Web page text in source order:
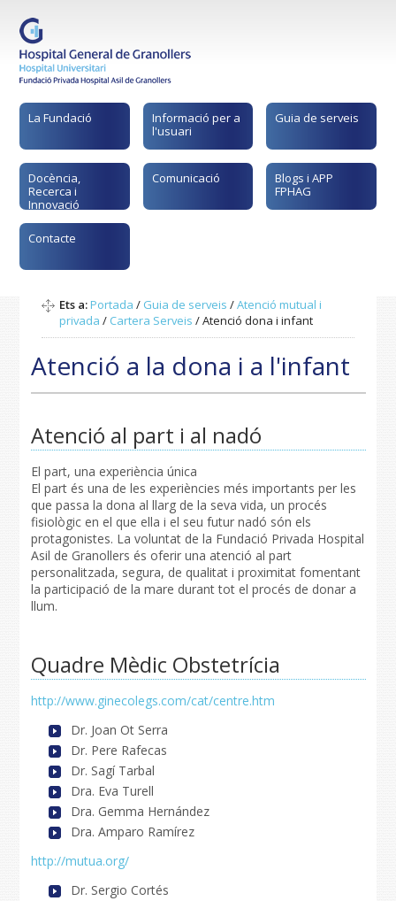
La Fundació
Informació per a
l'usuari
Guia de serveis
Docència,
Recerca i
Innovació
Comunicació
Blogs i APP
FPHAG
Contacte
Ets a:Portada / Guia de serveis /Atenció mutual i
privada / Cartera Serveis /Atenció dona i infant
Atenció a la dona i a l'infant
Atenció al part i al nadó
El part, una experiència única
El part és una de les experiències més importants per les
que passa la dona al llarg de la seva vida, un procés
fisiològic en el que ella i el seu futur nadó són els
protagonistes. La voluntat de la Fundació Privada Hospital
Asil de Granollers és oferir una atenció al part
personalitzada, segura, de qualitat i proximitat fomentant
la participació de la mare durant tot el procés de donar a
llum.
Quadre Mèdic Obstetrícia
http://www.ginecolegs.com/cat/centre.htm
Dr. Joan Ot Serra
Dr. Pere Rafecas
Dr. Sagí Tarbal
Dra. Eva Turell
Dra. Gemma Hernández
Dra. Amparo Ramírez
http://mutua.org/
Dr. Sergio Cortés